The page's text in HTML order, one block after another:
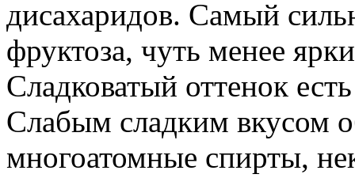
дисахаридов. Самый
фруктоза, чуть менее
Сладковатый оттенок
Слабым сладким вкусом
многоатомные спирты,